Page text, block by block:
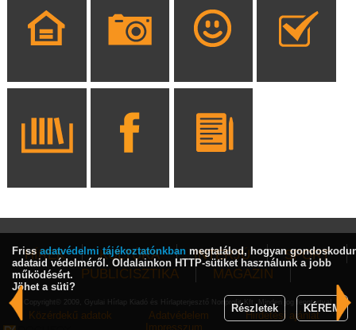
HÍREK KULTÚRA INTERJÚ
SPORT
PUBLICISZTIKA
MAGAZIN
Copyright© 2009, Gyulai Hírlap Kiadó és Hírlapterjesztő Nonprofit Kft. Minden jog fenntartva!
Közérdekű adatok Adatvédelem
Hirdetési ajánlat
Impresszum
Friss adatvédelmi tájékoztatónkban megtalálod, hogyan
adataid védelméről. Oldalainkon HTTP-sütiket használunk a jobb
működésért.
Jöhet a süti?
Részletek
KÉREM